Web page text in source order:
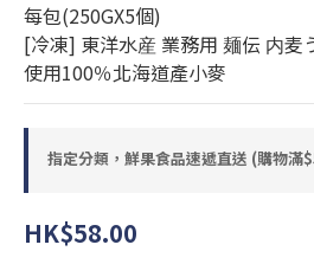
每包(250GX5個)
[冷凍] 東洋水産 業務用 麺伝 内麦
使用100％北海道產小麥
指定分類，鮮果食品速遞直送 (購物滿
HK$58.00